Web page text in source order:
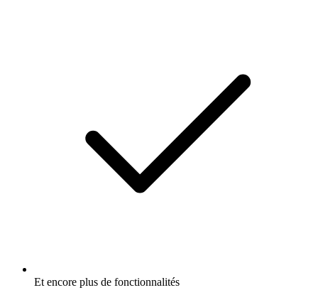
Et encore plus de fonctionnalités